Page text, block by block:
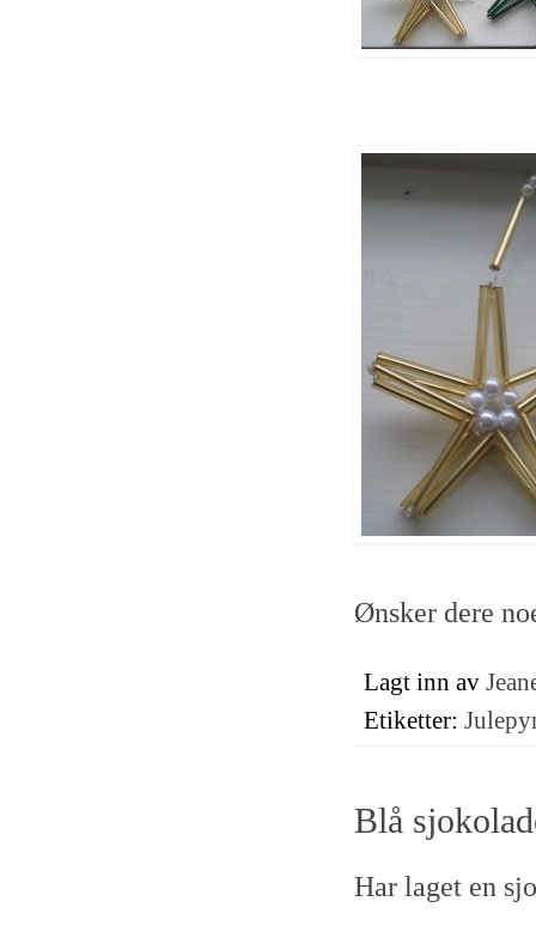
Ønsker dere
Lagt inn av
Etiketter:
Blå
Har laget en